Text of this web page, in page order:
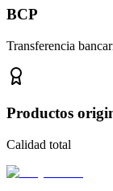
BCP
Transferencia
Productos
Calidad total